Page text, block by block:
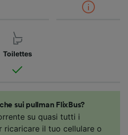
Toilettes
sui pullman FlixBus?
su quasi tutti i
ricaricare il tuo cellulare o